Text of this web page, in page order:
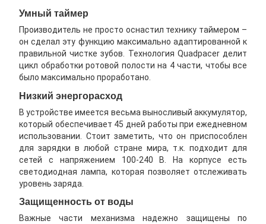
Умный таймер
Производитель не просто оснастил технику таймером –
он сделал эту функцию максимально адаптированной к
правильной чистке зубов. Технология Quadpacer делит
цикл обработки ротовой полости на 4 части, чтобы все
было максимально проработано.
Низкий энергорасход
В устройстве имеется весьма выносливый аккумулятор,
который обеспечивает 45 дней работы при ежедневном
использовании. Стоит заметить, что он приспособлен
для зарядки в любой стране мира, т.к. подходит для
сетей с напряжением 100-240 В. На корпусе есть
светодиодная лампа, которая позволяет отслеживать
уровень заряда.
Защищенность от воды
Важные части механизма надежно защищены по